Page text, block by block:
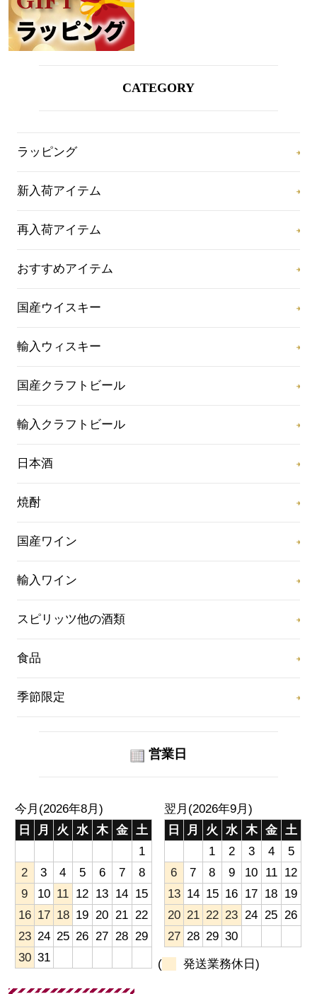
CATEGORY
ラッピング
新入荷アイテム
再入荷アイテム
おすすめアイテム
国産ウイスキー
輸入ウィスキー
国産クラフトビール
輸入クラフトビール
日本酒
焼酎
国産ワイン
輸入ワイン
スピリッツ他の酒類
食品
季節限定
営業日
今月(2026年8月)
日
月 火 水 木 金 土
1
2
3 4 5 6 7
8
9
10 11 12 13 14 15
16 17 18 19 20 21 22
23 24 25 26 27 28 29
30 31
翌月(2026年9月)
日
月 火 水 木 金
土
1
2 3 4
5
6
7 8 9 10 11
12
13 14 15 16 17 18 19
20 21 22 23 24 25 26
27 28 29 30
( 発送業務休日)